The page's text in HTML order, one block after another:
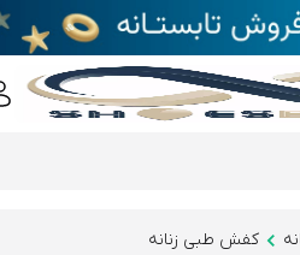
e
کفش طبی زنانه